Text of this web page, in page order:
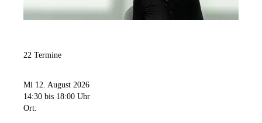
22 Termine
Mi 12. August 2026
14:30 bis 18:00 Uhr
Ort: